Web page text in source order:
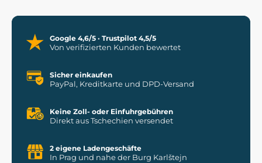
Google 4,6/5 · Trustpilot 4,5/5
Von verifizierten Kunden bewertet
Sicher einkaufen
PayPal, Kreditkarte und DPD-Versand
Keine Zoll- oder Einfuhrgebühren
Direkt aus Tschechien versendet
2 eigene Ladengeschäfte
In Prag und nahe der Burg Karlštejn